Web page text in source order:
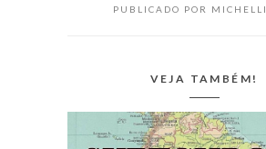
PUBLICADO POR MICHELLI
VEJA TAMBÉM!